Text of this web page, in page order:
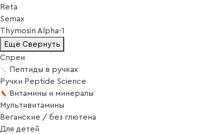
Reta
Semax
Thymosin Alpha-1
Ещё Свернуть
Спреи
Пептиды в ручках
Ручки Peptide Science
Витамины и минералы
Мультивитамины
Веганские / без глютена
Для детей